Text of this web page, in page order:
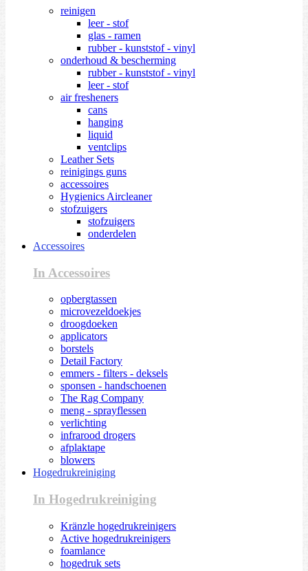
reinigen
leer - stof
glas - ramen
rubber - kunststof - vinyl
onderhoud & bescherming
rubber - kunststof - vinyl
leer - stof
air fresheners
cans
hanging
liquid
ventclips
Leather Sets
reinigings guns
accessoires
Hygienics Aircleaner
stofzuigers
stofzuigers
onderdelen
Accessoires
In Accessoires
opbergtassen
microvezeldoekjes
droogdoeken
applicators
borstels
Detail Factory
emmers - filters - deksels
sponsen - handschoenen
The Rag Company
meng - sprayflessen
verlichting
infrarood drogers
afplaktape
blowers
Hogedrukreiniging
In Hogedrukreiniging
Kränzle hogedrukreinigers
Active hogedrukreinigers
foamlance
hogedruk sets